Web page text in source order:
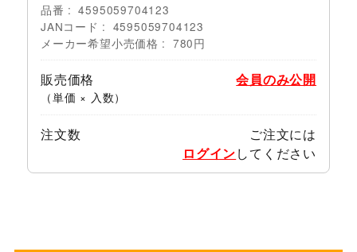
品番
4595059704123
JANコード
4595059704123
メーカー希望小売価格
780円
販売価格
（単価 × 入数）
会員のみ公開
注文数
ご注文には
ログインしてください